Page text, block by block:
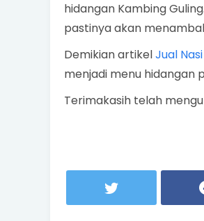
hidangan Kambing
pastinya akan
Demikian artikelJual
menjadi menu hidangan
Terimakasih telah